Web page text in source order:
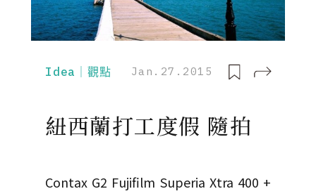
Idea｜觀點 Jan.27.2015
紐西蘭打工度假 隨拍
Contax G2 Fujifilm Superia Xtra 400 +